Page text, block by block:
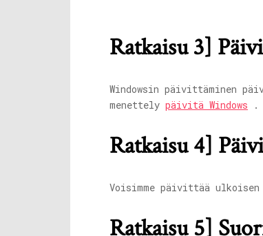
Ratkaisu 3]
Windowsin päivittäminen
menettely päivitä Windows .
Ratkaisu 4]
Voisimme päivittää ulkoisen
Ratkaisu 5]